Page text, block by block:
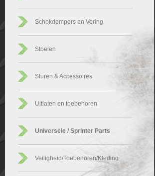
Schokdempers en Vering
Stoelen
Sturen & Accessoires
Uitlaten en toebehoren
Universele / Sprinter Parts
Veiligheid/Toebehoren/Kleding